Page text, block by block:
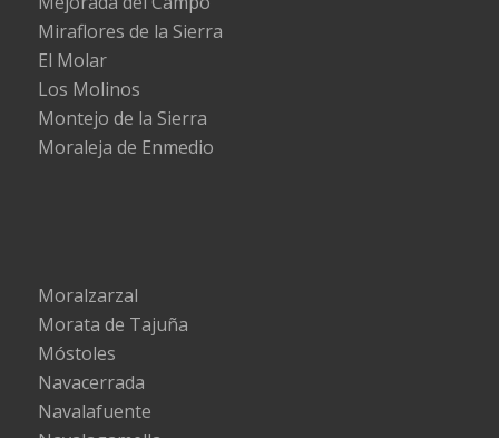
Miraflores de la Sierra
El Molar
Los Molinos
Montejo de la Sierra
Moraleja de Enmedio
Moralzarzal
Morata de Tajuña
Móstoles
Navacerrada
Navalafuente